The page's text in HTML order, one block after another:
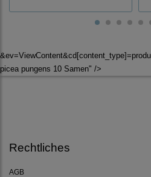
picea pungens 10 Samen" />
Rechtliches
AGB